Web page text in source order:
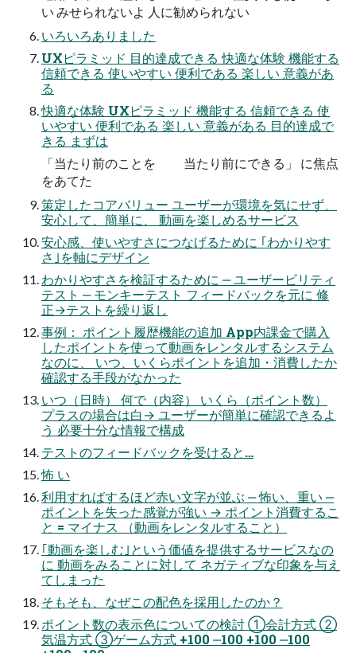
い みせられないよ 人に勧められない
いろいろありました
UXピラミッド 目的達成できる 快適な体験 機能する
信頼できる 使いやすい 便利である 楽しい 意義があ
る
快適な体験 UXピラミッド 機能する 信頼できる 使
いやすい 便利である 楽しい 意義がある 目的達成で
きる まずは
「当たり前のことを 当たり前にできる」 に焦点
をあてた
策定したコアバリュー ユーザーが環境を気にせず、
安心して、簡単に、 動画を楽しめるサービス
安心感、使いやすさにつなげるために ｢わかりやす
さ｣を軸にデザイン
わかりやすさを検証するために ‒ ユーザービリティ
テスト ‒ モンキーテスト フィードバックを元に 修
正→テストを繰り返し
事例： ポイント履歴機能の追加 App内課金で購入
したポイントを使って動画をレンタルするシステム
なのに、 いつ、いくらポイントを追加・消費したか
確認する手段がなかった
いつ（日時） 何で（内容） いくら（ポイント数）
プラスの場合は白→ ユーザーが簡単に確認できるよ
う 必要十分な情報で構成
テストのフィードバックを受けると…
怖 い
利用すればするほど赤い文字が並ぶ ‒ 怖い、重い ‒
ポイントを失った感覚が強い → ポイント消費するこ
と = マイナス （動画をレンタルすること）
｢動画を楽しむ｣という価値を提供するサービスなの
に 動画をみることに対して ネガティブな印象を与え
てしまった
そもそも、なぜこの配色を採用したのか？
ポイント数の表示色についての検討 ①会計方式 ②
気温方式 ③ゲーム方式 +100 ‒100 +100 ‒100